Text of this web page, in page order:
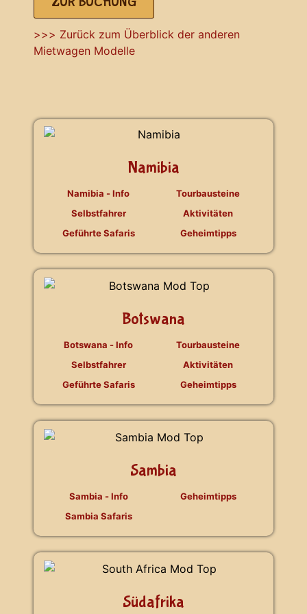
>>> Zurück zum Überblick der anderen
Mietwagen Modelle
Namibia
Namibia - Info
Selbstfahrer
Geführte Safaris
Tourbausteine
Aktivitäten
Geheimtipps
Botswana
Botswana - Info
Selbstfahrer
Geführte Safaris
Tourbausteine
Aktivitäten
Geheimtipps
Sambia
Sambia - Info
Sambia Safaris
Geheimtipps
Südafrika